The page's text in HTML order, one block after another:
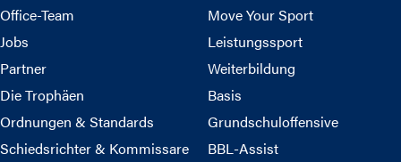
Office-Team
Jobs
Partner
Die Trophäen
Ordnungen & Standards
Schiedsrichter & Kommissare
Move Your Sport
Leistungssport
Weiterbildung
Basis
Grundschuloffensive
BBL-Assist